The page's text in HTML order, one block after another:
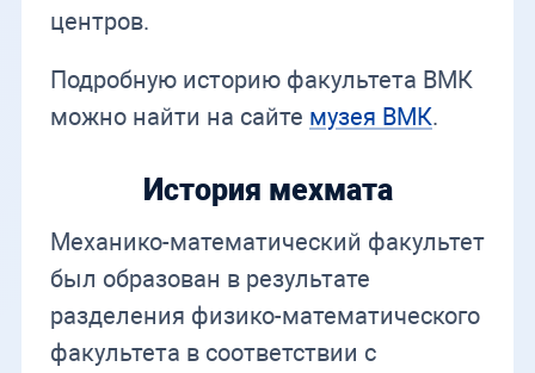
центров.
Подробную историю факультета ВМК
можно найти на сайте музея ВМК.
История мехмата
Механико-математический факультет
был образован в результате
разделения физико-математического
факультета в соответствии с